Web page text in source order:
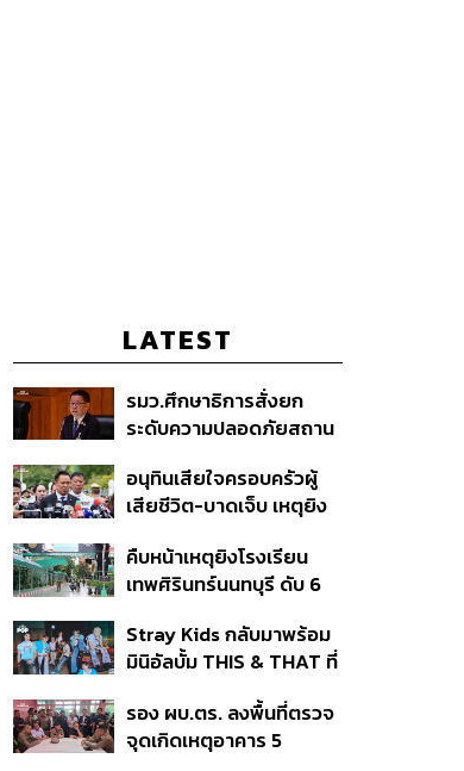
LATEST
รมว.ศึกษาธิการสั่งยก
ระดับความปลอดภัยสถาน
แชร์เพื่อระงับพฤติกรรม
เลียนแบบ หลังเหตุยิงใน
อนุทินเสียใจครอบครัวผู้
เสียชีวิต-บาดเจ็บ เหตุยิง
เดินหน้าแก้ กม.คุมอาวุธปืน
ชี้ผู้ปกครองต้องร่วมรับผิด
คืบหน้าเหตุยิงโรงเรียน
เทพศิรินทร์นนทบุรี ดับ 6
ขโมยปืนปู่ก่อเหตุ
Stray Kids กลับมาพร้อม
มินิอัลบั้ม THIS & THAT ที่
หลากหลายของวง
รอง ผบ.ตร. ลงพื้นที่ตรวจ
จุดเกิดเหตุอาคาร 5